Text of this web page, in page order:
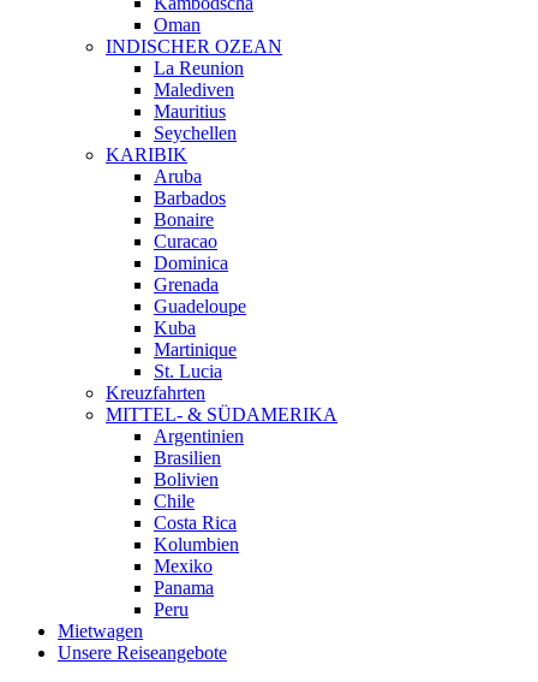
Oman
INDISCHER OZEAN
La Reunion
Malediven
Mauritius
Seychellen
KARIBIK
Aruba
Barbados
Bonaire
Curacao
Dominica
Grenada
Guadeloupe
Kuba
Martinique
St. Lucia
Kreuzfahrten
MITTEL- & SÜDAMERIKA
Argentinien
Brasilien
Bolivien
Chile
Costa Rica
Kolumbien
Mexiko
Panama
Peru
Mietwagen
Unsere Reiseangebote